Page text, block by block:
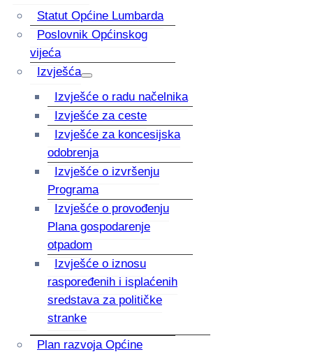
Statut Općine Lumbarda
Poslovnik Općinskog
vijeća
Izvješća
Izvješće o radu načelnika
Izvješće za ceste
Izvješće za koncesijska
odobrenja
Izvješće o izvršenju
Programa
Izvješće o provođenju
Plana gospodarenje
otpadom
Izvješće o iznosu
raspoređenih i isplaćenih
sredstava za političke
stranke
Plan razvoja Općine